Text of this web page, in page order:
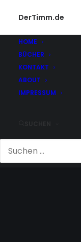
DerTimm.de
HOME
BÜCHER
KONTAKT
ABOUT
IMPRESSUM